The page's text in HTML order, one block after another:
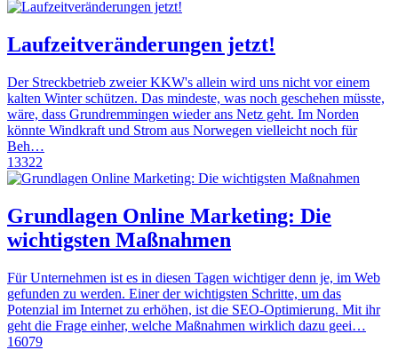
Laufzeitveränderungen jetzt!
Der Streckbetrieb zweier KKW's allein wird uns nicht vor einem
kalten Winter schützen. Das mindeste, was noch geschehen müsste,
wäre, dass Grundremmingen wieder ans Netz geht. Im Norden
könnte Windkraft und Strom aus Norwegen vielleicht noch für
Beh…
13322
Grundlagen Online Marketing: Die
wichtigsten Maßnahmen
Für Unternehmen ist es in diesen Tagen wichtiger denn je, im Web
gefunden zu werden. Einer der wichtigsten Schritte, um das
Potenzial im Internet zu erhöhen, ist die SEO-Optimierung. Mit ihr
geht die Frage einher, welche Maßnahmen wirklich dazu geei…
16079